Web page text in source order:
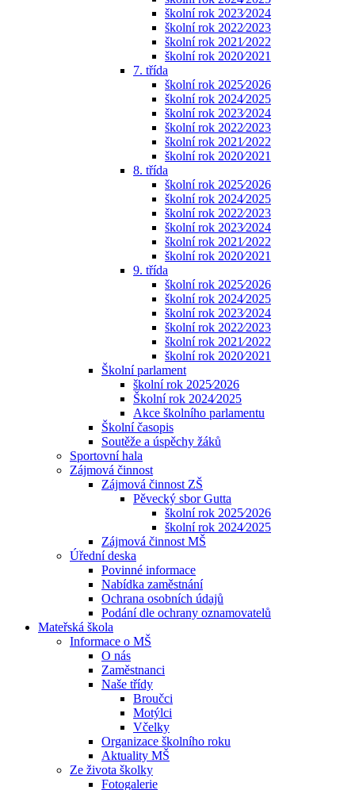
školní rok 2023⁄2024
školní rok 2022⁄2023
školní rok 2021⁄2022
školní rok 2020⁄2021
7. třída
školní rok 2025⁄2026
školní rok 2024⁄2025
školní rok 2023⁄2024
školní rok 2022⁄2023
školní rok 2021⁄2022
školní rok 2020⁄2021
8. třída
školní rok 2025⁄2026
školní rok 2024⁄2025
školní rok 2022⁄2023
školní rok 2023⁄2024
školní rok 2021⁄2022
školní rok 2020⁄2021
9. třída
školní rok 2025⁄2026
školní rok 2024⁄2025
školní rok 2023⁄2024
školní rok 2022⁄2023
školní rok 2021⁄2022
školní rok 2020⁄2021
Školní parlament
školní rok 2025⁄2026
Školní rok 2024⁄2025
Akce školního parlamentu
Školní časopis
Soutěže a úspěchy žáků
Sportovní hala
Zájmová činnost
Zájmová činnost ZŠ
Pěvecký sbor Gutta
školní rok 2025⁄2026
školní rok 2024⁄2025
Zájmová činnost MŠ
Úřední deska
Povinné informace
Nabídka zaměstnání
Ochrana osobních údajů
Podání dle ochrany oznamovatelů
Mateřská škola
Informace o MŠ
O nás
Zaměstnanci
Naše třídy
Broučci
Motýlci
Včelky
Organizace školního roku
Aktuality MŠ
Ze života školky
Fotogalerie